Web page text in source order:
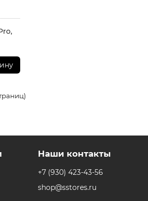
Наши контакты
+7 (930) 423-43-56
shop@sstores.ru